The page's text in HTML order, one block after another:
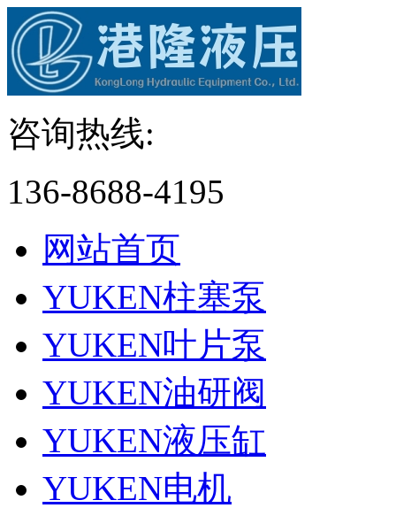
咨询热线:
136-8688-4195
网站首页
YUKEN柱塞泵
YUKEN叶片泵
YUKEN油研阀
YUKEN液压缸
YUKEN电机